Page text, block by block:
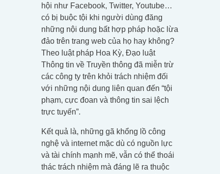
hội như Facebook, Twitter, Youtube…
có bị buộc tội khi người dùng đăng
những nội dung bất hợp pháp hoặc lừa
đảo trên trang web của họ hay không?
Theo luật pháp Hoa Kỳ, Đạo luật
Thông tin về Truyền thông đã miễn trừ
các công ty trên khỏi trách nhiệm đối
với những nội dung liên quan đến “tội
phạm, cực đoan và thông tin sai lệch
trực tuyến”.
Kết quả là, những gã khổng lồ công
nghệ và internet mặc dù có nguồn lực
và tài chính mạnh mẽ, vẫn có thể thoái
thác trách nhiệm mà đáng lẽ ra thuộc